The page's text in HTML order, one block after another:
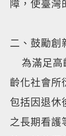
障，使臺灣
二、鼓勵創
為滿足高
齡化社會所
包括因退休
之長期看護